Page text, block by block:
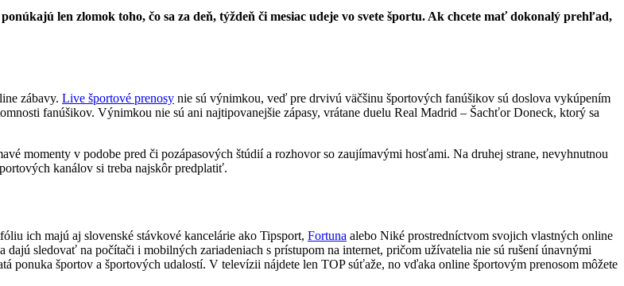
len zlomok toho, čo sa za deň, týždeň či mesiac udeje vo svete športu. Ak chcete mať dokonalý prehľad,
zábavy. Live športové prenosy nie sú výnimkou, veď pre drvivú väčšinu športových fanúšikov sú doslova vykúpením
fanúšikov. Výnimkou nie sú ani najtipovanejšie zápasy, vrátane duelu Real Madrid – Šachťor Doneck, ktorý sa
momenty v podobe pred či pozápasových štúdií a rozhovor so zaujímavými hosťami. Na druhej strane, nevyhnutnou
kanálov si treba najskôr predplatiť.
ich majú aj slovenské stávkové kancelárie ako Tipsport, Fortuna alebo Niké prostredníctvom svojich vlastných online
sledovať na počítači i mobilných zariadeniach s prístupom na internet, pričom užívatelia nie sú rušení únavnými
ponuka športov a športových udalostí. V televízii nájdete len TOP súťaže, no vďaka online športovým prenosom môžete